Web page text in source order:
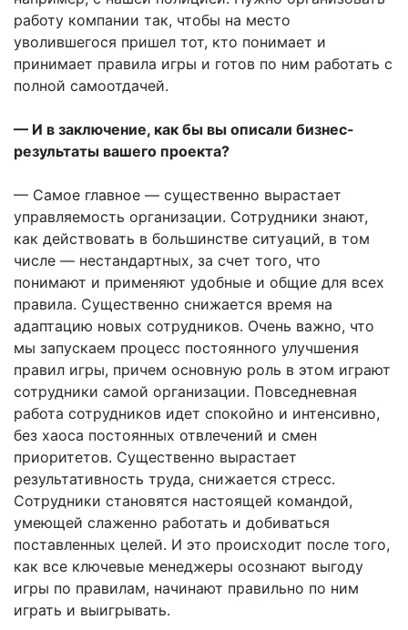
работу компании так, чтобы на место
уволившегося пришел тот, кто понимает и
принимает правила игры и готов по ним работать с
полной самоотдачей.
— И в заключение, как бы вы описали бизнес-
результаты вашего проекта?
— Самое главное — существенно вырастает
управляемость организации. Сотрудники знают,
как действовать в большинстве ситуаций, в том
числе — нестандартных, за счет того, что
понимают и применяют удобные и общие для всех
правила. Существенно снижается время на
адаптацию новых сотрудников. Очень важно, что
мы запускаем процесс постоянного улучшения
правил игры, причем основную роль в этом играют
сотрудники самой организации. Повседневная
работа сотрудников идет спокойно и интенсивно,
без хаоса постоянных отвлечений и смен
приоритетов. Существенно вырастает
результативность труда, снижается стресс.
Сотрудники становятся настоящей командой,
умеющей слаженно работать и добиваться
поставленных целей. И это происходит после того,
как все ключевые менеджеры осознают выгоду
игры по правилам, начинают правильно по ним
играть и выигрывать.